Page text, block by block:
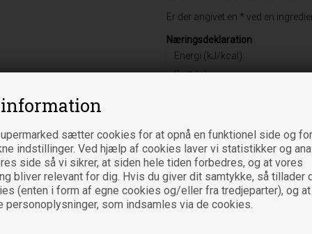
information
sætter cookies for at opnå en funktionel side og
indstillinger. Ved hjælp af cookies laver vi statistikker og
side så vi sikrer, at siden hele tiden forbedres, og at vores
bliver relevant for dig. Hvis du giver dit samtykke, så tillader
(enten i form af egne cookies og/eller fra tredjeparter), og
personoplysninger, som indsamles via de cookies.
Er der angivet en * ved en
Næringsdeklaration
Energi (kJ/kcal)
Fedt (g)
-heraf sukkerarter (g)
Kostfibre (g)
Protein (g)
Salt (g)